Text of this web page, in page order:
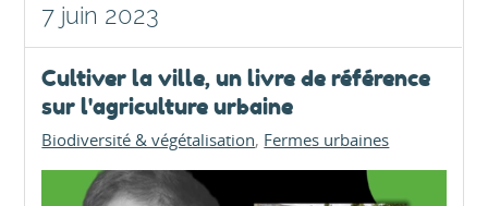
7 juin 2023
Cultiver la ville, un livre de référence
sur l'agriculture urbaine
Biodiversité & végétalisation Fermes urbaines